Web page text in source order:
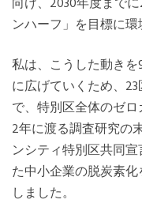
ンハーフ」を目標に環
私は、こうした動き
に広げていくため、
で、特別区全体のゼロ
2年に渡る調査研究の
ンシティ特別区共同
た中小企業の脱炭素
しました。